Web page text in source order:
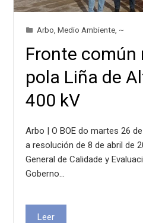
Arbo ,Medio Ambiente ~
Fronte común
pola Liña de
400 kV
Arbo | O BOE do martes 26
a resolución de 8 de abril de
General de Calidade y
Goberno…
Leer